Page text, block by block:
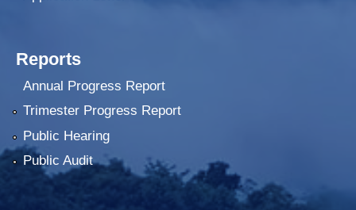
Reports
Annual Progress Report
Trimester Progress Report
Public Hearing
Public Audit